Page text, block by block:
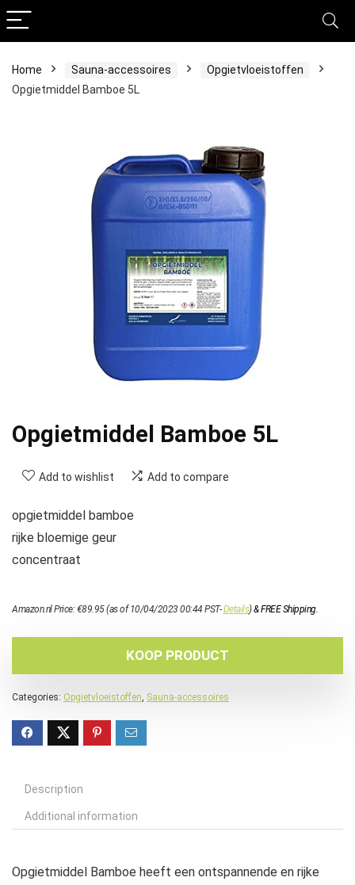
Home Sauna-accessoires
Opgietvloeistoffen
Opgietmiddel Bamboe 5L
Opgietmiddel Bamboe 5L
Add to wishlist Add to compare
opgietmiddel bamboe
rijke bloemige geur
concentraat
Amazon.nl Price:€89.95(as of 10/04/2023 00:44 PST-Details)&FREE Shipping.
KOOP PRODUCT
Categories: Opgietvloeistoffen Sauna-accessoires
Description
Additional information
Opgietmiddel Bamboe heeft een ontspannende en rijke